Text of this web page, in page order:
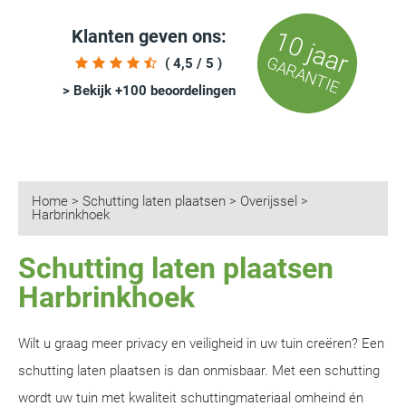
Klanten geven ons:
( 4,5 / 5 )
> Bekijk +100 beoordelingen
10 jaar
GARANTIE
Home > Schutting laten plaatsen > Overijssel >
Harbrinkhoek
Schutting laten plaatsen
Harbrinkhoek
Wilt u graag meer privacy en veiligheid in uw tuin creëren? Een
schutting laten plaatsen is dan onmisbaar. Met een schutting
wordt uw tuin met kwaliteit schuttingmateriaal omheind én